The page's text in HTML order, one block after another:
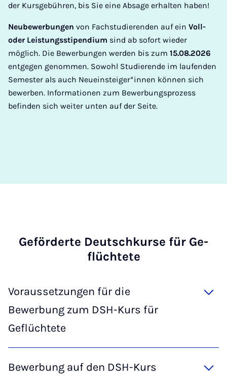
der Kursgebühren, bis Sie eine Absage erhalten haben!
Neubewerbungen von Fachstudierenden auf ein Voll-
oder Leistungsstipendium sind ab sofort wieder
möglich. Die Bewerbungen werden bis zum 15.08.2026
entgegen genommen. Sowohl Studierende im laufenden
Semester als auch Neueinsteiger*innen können sich
bewerben. Informationen zum Bewerbungsprozess
befinden sich weiter unten auf der Seite.
Ge­för­der­te Deutsch­kur­se für Ge­
flüch­te­te
Voraussetzungen für die
Bewerbung zum DSH-Kurs für
Geflüchtete
Bewerbung auf den DSH-Kurs